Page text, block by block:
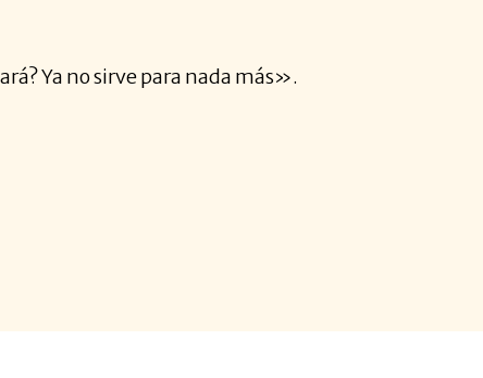
Ya no sirve para nada más».